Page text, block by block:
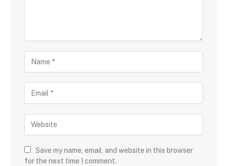
Save my name, email, and website in this browser
for the next time I comment.